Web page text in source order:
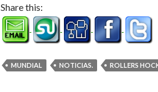
Share this:
MUNDIAL NOTICIAS. ROLLERS